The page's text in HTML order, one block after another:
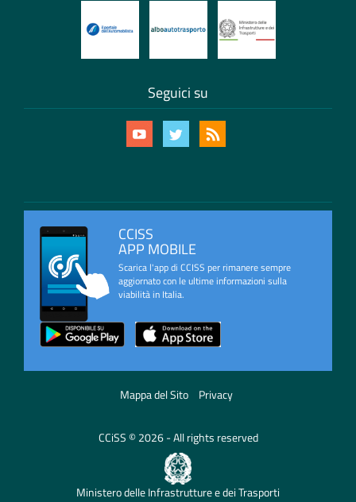
Seguici su
CCISS
APP MOBILE
Scarica l'app di CCISS per rimanere sempre
aggiornato con le ultime informazioni sulla
viabilità in Italia.
Mappa del Sito Privacy
CCiSS © 2026 - All rights reserved
Ministero delle Infrastrutture e dei Trasporti